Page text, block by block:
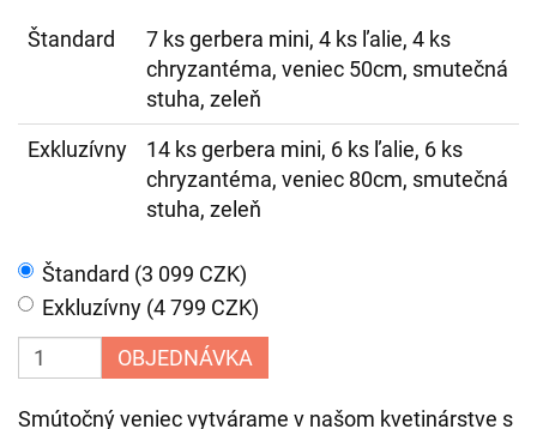
Štandard
7 ks gerbera mini, 4 ks ľalie, 4 ks
chryzantéma, veniec 50cm, smutečná
stuha, zeleň
Exkluzívny
14 ks gerbera mini, 6 ks ľalie, 6 ks
chryzantéma, veniec 80cm, smutečná
stuha, zeleň
Štandard (3 099 CZK)
Exkluzívny (4 799 CZK)
OBJEDNÁVKA
Smútočný veniec vytvárame v našom kvetinárstve s